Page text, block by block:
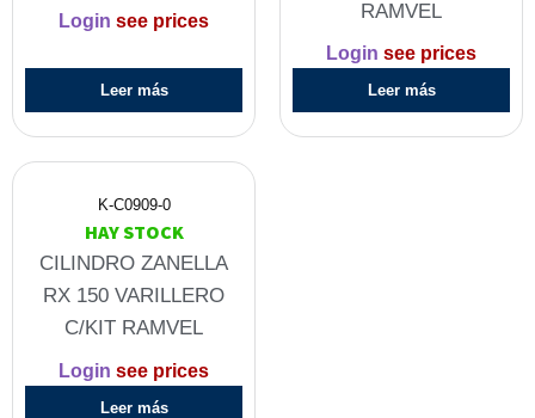
Login see prices
Leer más
RAMVEL
Login see prices
Leer más
K-C0909-0
HAY STOCK
CILINDRO ZANELLA
RX 150 VARILLERO
C/KIT RAMVEL
Login see prices
Leer más